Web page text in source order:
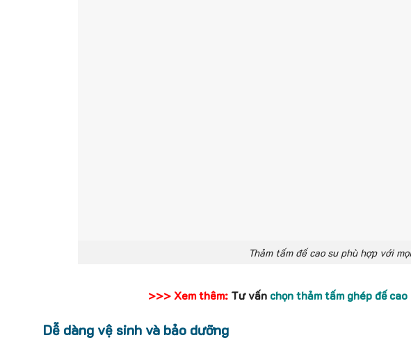
Thảm tấm đế cao su phù hợp với
>>> Xem thêm: Tư vấn chọn thảm tấm ghép đế cao
Dễ dàng vệ sinh và bảo dưỡng